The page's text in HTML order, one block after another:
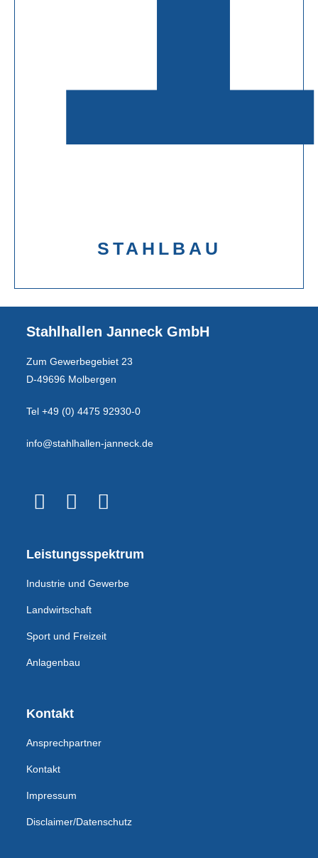
STAHLBAU
Stahlhallen Janneck GmbH
Zum Gewerbegebiet 23
D-49696 Molbergen
Tel +49 (0) 4475 92930-0
info@stahlhallen-janneck.de
Leistungsspektrum
Industrie und Gewerbe
Landwirtschaft
Sport und Freizeit
Anlagenbau
Kontakt
Ansprechpartner
Kontakt
Impressum
Disclaimer/Datenschutz